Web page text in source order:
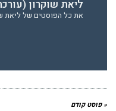
ליאת שוקרון
את כל הפוסטים של ליאת
« פוסט קודם